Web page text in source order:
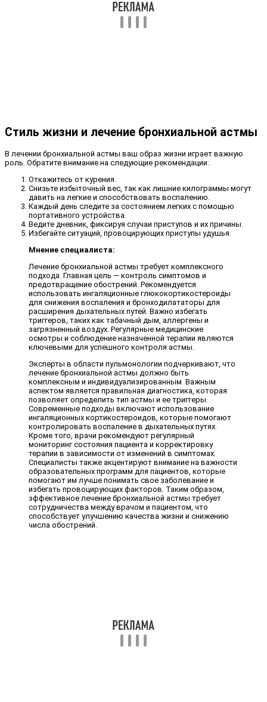
Стиль жизни и лечение бронхиальной астмы
В лечении бронхиальной астмы ваш образ жизни играет важную
роль. Обратите внимание на следующие рекомендации:
Откажитесь от курения.
Снизьте избыточный вес, так как лишние килограммы могут
давить на легкие и способствовать воспалению.
Каждый день следите за состоянием легких с помощью
портативного устройства.
Ведите дневник, фиксируя случаи приступов и их причины.
Избегайте ситуаций, провоцирующих приступы удушья.
Мнение специалиста:
Лечение бронхиальной астмы требует комплексного
подхода. Главная цель — контроль симптомов и
предотвращение обострений. Рекомендуется
использовать ингаляционные глюкокортикостероиды
для снижения воспаления и бронходилататоры для
расширения дыхательных путей. Важно избегать
триггеров, таких как табачный дым, аллергены и
загрязненный воздух. Регулярные медицинские
осмотры и соблюдение назначенной терапии являются
ключевыми для успешного контроля астмы.
Эксперты в области пульмонологии подчеркивают, что
лечение бронхиальной астмы должно быть
комплексным и индивидуализированным. Важным
аспектом является правильная диагностика, которая
позволяет определить тип астмы и ее триггеры.
Современные подходы включают использование
ингаляционных кортикостероидов, которые помогают
контролировать воспаление в дыхательных путях.
Кроме того, врачи рекомендуют регулярный
мониторинг состояния пациента и корректировку
терапии в зависимости от изменений в симптомах.
Специалисты также акцентируют внимание на важности
образовательных программ для пациентов, которые
помогают им лучше понимать свое заболевание и
избегать провоцирующих факторов. Таким образом,
эффективное лечение бронхиальной астмы требует
сотрудничества между врачом и пациентом, что
способствует улучшению качества жизни и снижению
числа обострений.